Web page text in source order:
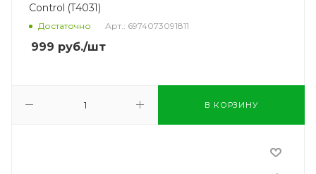
Control (T4031)
Достаточно Арт.: 6974073091811
999 руб./шт
В КОРЗИНУ